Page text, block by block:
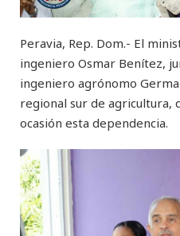
Peravia, Rep. Dom.- El
ingeniero Osmar Benítez,
ingeniero agrónomo
regional sur de agricultura,
ocasión esta dependencia.